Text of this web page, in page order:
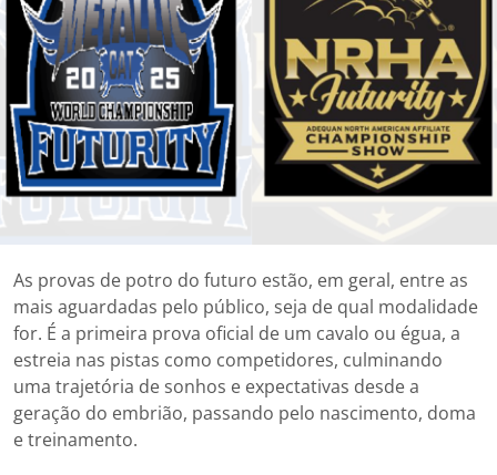
As provas de potro do futuro estão, em geral, entre as
mais aguardadas pelo público, seja de qual modalidade
for. É a primeira prova oficial de um cavalo ou égua, a
estreia nas pistas como competidores, culminando
uma trajetória de sonhos e expectativas desde a
geração do embrião, passando pelo nascimento, doma
e treinamento.